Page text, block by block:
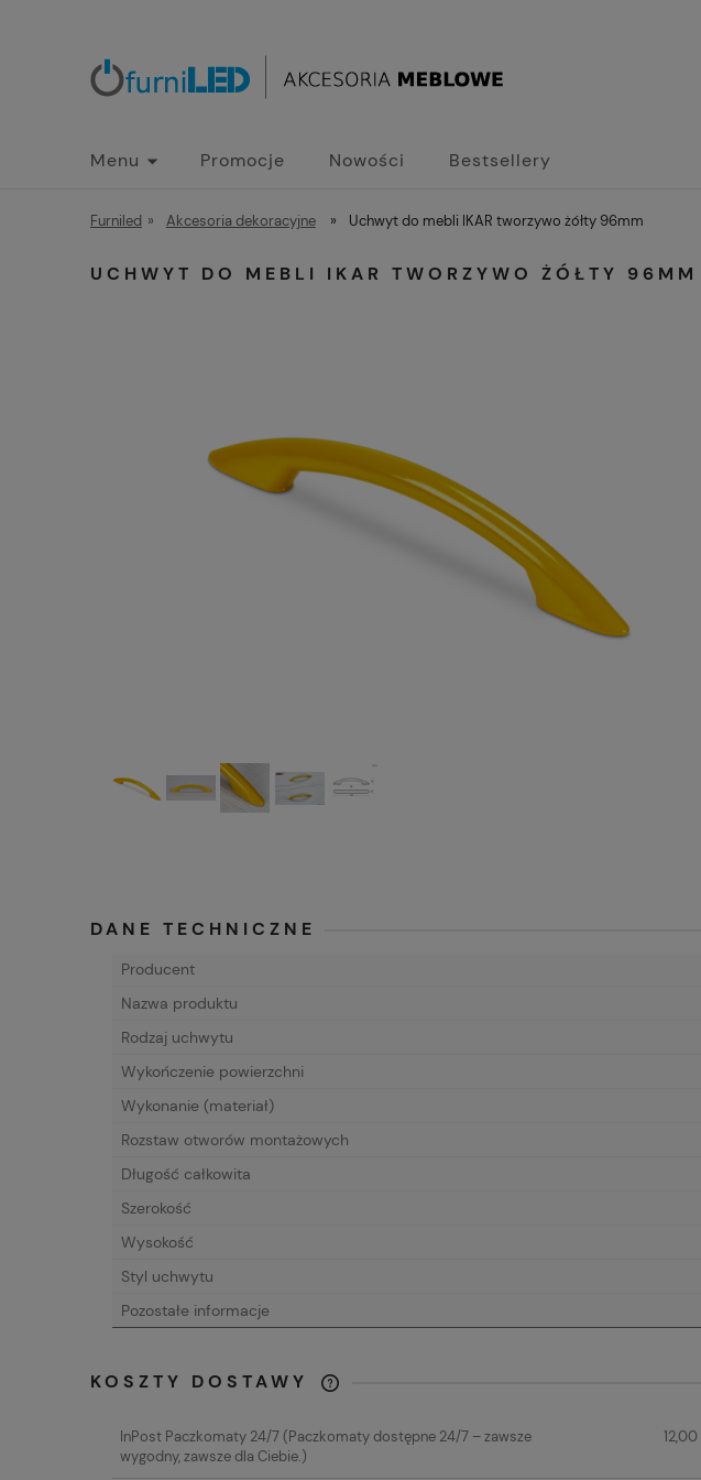
Menu Promocje Nowości Bestsellery
Furniled » Akcesoria dekoracyjne » Uchwyt do mebli IKAR tworzywo żółty 96mm
UCHWYT DO MEBLI IKAR TWORZYWO ŻÓŁTY 96MM
DANE TECHNICZNE
Producent
Nazwa produktu
Rodzaj uchwytu
Wykończenie powierzchni
Wykonanie (materiał)
Rozstaw otworów montażowych
Długość całkowita
Szerokość
Wysokość
Styl uchwytu
Pozostałe informacje
KOSZTY DOSTAWY
CENA NIE ZAWIERA
InPost Paczkomaty 24/7(Paczkomaty dostępne 24/7 – zawsze
wygodny, zawsze dla Ciebie.)
12,00